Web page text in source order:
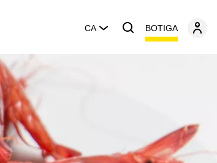
CA BOTIGA